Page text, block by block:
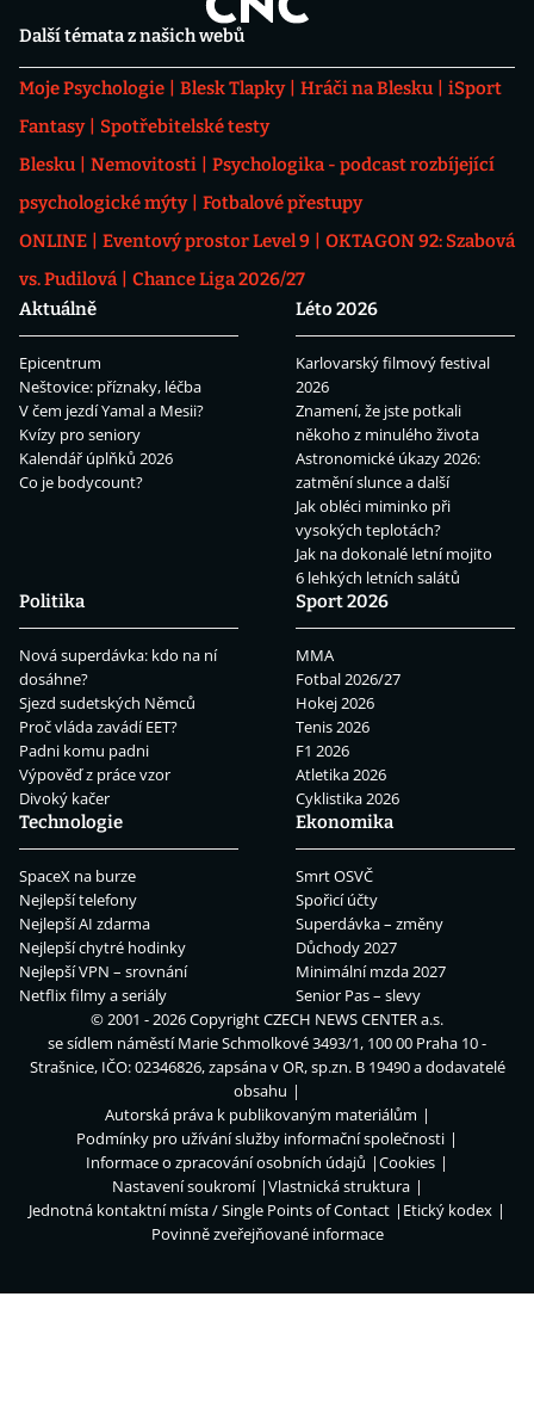
Další témata z našich webů
Moje Psychologie Blesk Tlapky Hráči na Blesku
iSport
Fantasy
Spotřebitelské testy
Blesku
Nemovitosti
Psychologika - podcast rozbíjející
psychologické mýty
Fotbalové přestupy
ONLINE
Eventový prostor Level 9
OKTAGON 92: Szabová
vs. Pudilová
Chance Liga 2026/27
Aktuálně
Epicentrum
Neštovice: příznaky, léčba
V čem jezdí Yamal a Mesii?
Kvízy pro seniory
Kalendář úplňků 2026
Co je bodycount?
Léto 2026
Karlovarský filmový festival
2026
Znamení, že jste potkali
někoho z minulého života
Astronomické úkazy 2026:
zatmění slunce a další
Jak obléci miminko při
vysokých teplotách?
Jak na dokonalé letní mojito
6 lehkých letních salátů
Politika
Nová superdávka: kdo na ní
dosáhne?
Sjezd sudetských Němců
Proč vláda zavádí EET?
Padni komu padni
Výpověď z práce vzor
Divoký kačer
Sport 2026
MMA
Fotbal 2026/27
Hokej 2026
Tenis 2026
F1 2026
Atletika 2026
Cyklistika 2026
Technologie
SpaceX na burze
Nejlepší telefony
Nejlepší AI zdarma
Nejlepší chytré hodinky
Nejlepší VPN – srovnání
Netflix filmy a seriály
Ekonomika
Smrt OSVČ
Spořicí účty
Superdávka – změny
Důchody 2027
Minimální mzda 2027
Senior Pas – slevy
© 2001 - 2026 CopyrightCZECH NEWS CENTER a.s.
se sídlem náměstí Marie Schmolkové 3493/1, 100 00 Praha 10 -
Strašnice, IČO: 02346826, zapsána v OR, sp.zn. B 19490 a dodavatelé
obsahu
Autorská práva k publikovaným materiálům
Podmínky pro užívání služby informační společnosti
Informace o zpracování osobních údajů
Cookies
Nastavení soukromí
Vlastnická struktura
Jednotná kontaktní místa / Single Points of Contact
Etický kodex
Povinně zveřejňované informace